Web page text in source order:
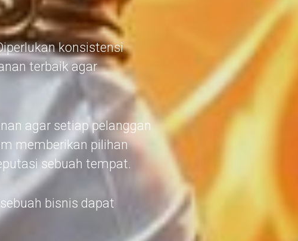
konsistensi
terbaik agar
agar setiap pelanggan
memberikan pilihan
sebuah tempat.
bisnis dapat